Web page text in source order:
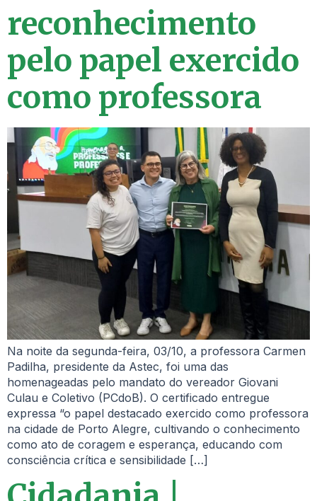
reconhecimento
pelo papel exercido
como professora
Na noite da segunda-feira, 03/10, a professora Carmen
Padilha, presidente da Astec, foi uma das
homenageadas pelo mandato do vereador Giovani
Culau e Coletivo (PCdoB). O certificado entregue
expressa “o papel destacado exercido como professora
na cidade de Porto Alegre, cultivando o conhecimento
como ato de coragem e esperança, educando com
consciência crítica e sensibilidade […]